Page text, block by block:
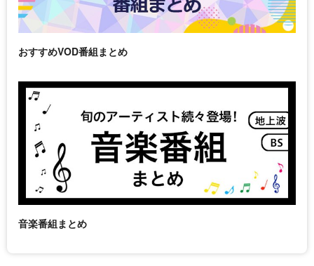
おすすめVOD番組まとめ
音楽番組まとめ